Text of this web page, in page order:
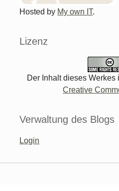
Hosted by My own IT.
Lizenz
Der Inhalt dieses Werkes
Creative
Verwaltung des Blogs
Login